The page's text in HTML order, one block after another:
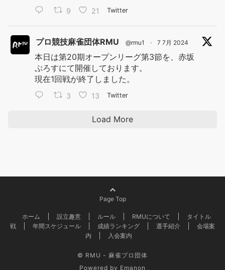
9 21 Twitter
プロ競技麻雀団体RMU @rmu1 · 7 7月 2024
本日は第20期オープンリーグ第3節を、赤坂
ぷろすにて開催しております。
現在1回戦が終了しました。
3 13 Twitter
Load More
Page Top
ホーム 設立趣意 ルール RMUについて
タイトル
戦
年間スケジュール 成績ランキング 選手紹介
会場案
内
入会案内
© RMU - 麻雀プロ団体
Powered by Emanon